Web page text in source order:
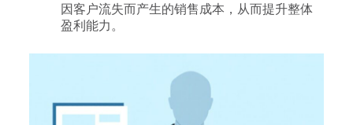
因客户流失而产生的销售成本，从而提升整体
盈利能力。